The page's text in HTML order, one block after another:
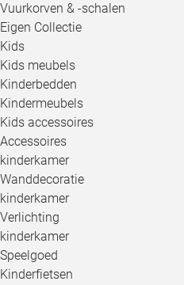
Vuurkorven & -schalen
Eigen Collectie
Kids
Kids meubels
Kinderbedden
Kindermeubels
Kids accessoires
Accessoires
kinderkamer
Wanddecoratie
kinderkamer
Verlichting
kinderkamer
Speelgoed
Kinderfietsen